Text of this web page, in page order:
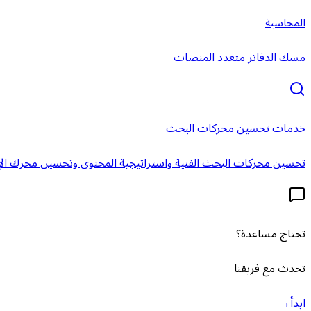
المحاسبة
مسك الدفاتر متعدد المنصات
خدمات تحسين محركات البحث
تحسين محركات البحث الفنية واستراتيجية المحتوى وتحسين محرك
تحتاج مساعدة؟
تحدث مع فريقنا
ابدأ→